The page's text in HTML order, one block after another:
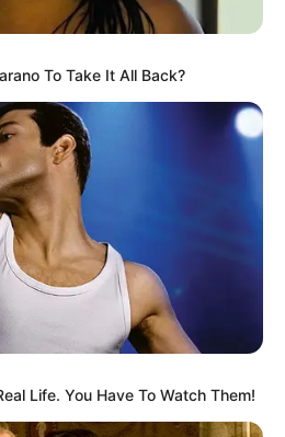
τους. Με επιφύλαξη κάθε νόμιμου
Πολιτική Απορρήτουτου website πριν
καθώς χρησιμοποιώντας το την
το δικαίωμα να τροποποιήσει
όρους χρήσης.
μας:nikolaosgeor@gmail.com
All Right Reserved. Designed and
by
Web Technical
To Take It All Back?
Life. You Have To Watch Them!